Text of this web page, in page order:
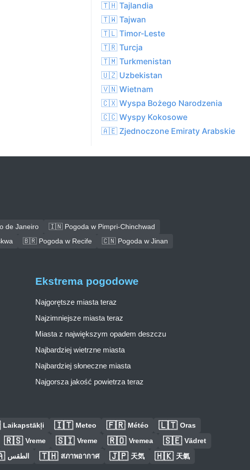
🇹🇭 Tajlandia
🇹🇼 Tajwan
🇹🇱 Timor-Leste
🇹🇷 Turcja
🇹🇲 Turkmenistan
🇺🇿 Uzbekistan
🇻🇳 Wietnam
🇨🇽 Wyspa Bożego Narodzenia
🇨🇨 Wyspy Kokosowe
🇦🇪 Zjednoczone Emiraty Arabskie
de Janeiro
🇮🇳 Pogoda w Pimpri-Chinchwad
🇧🇷 Pogoda w Recife
🇨🇳 Pogoda w Jinan
Ekstrema pogodowe
Najgorętsze miasta teraz
Najzimniejsze miasta teraz
Miasta z największym opadem deszczu
Najbardziej wietrzne miasta
Najbardziej słoneczne miasta
Najgorsza jakość powietrza teraz
Laikapstākļi 🇮🇹 Meteo 🇫🇷 Météo 🇱🇹 Oras
🇷🇸 Vreme 🇸🇮 Vreme 🇷🇴 Vremea 🇸🇪 Vädret
الطقس 🇹🇭 สภาพอากาศ 🇯🇵 天気 🇭🇰 天氣